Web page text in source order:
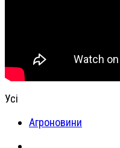
Усі
Агроновини